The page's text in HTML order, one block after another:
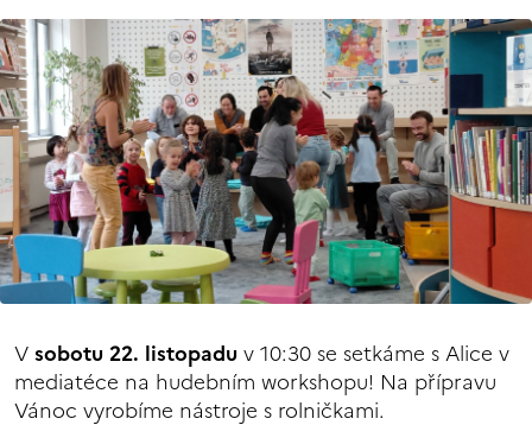
Vsobotu 22. listopaduv 10:30 se setkáme s Alice v
mediatéce na hudebním workshopu! Na přípravu
Vánoc vyrobíme nástroje s rolničkami.